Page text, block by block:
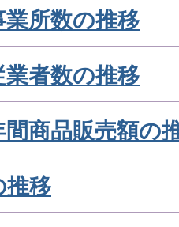
所数の推移
者数の推移
商品販売額の
推移